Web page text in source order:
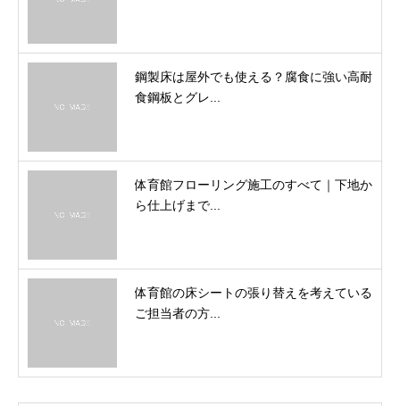
鋼製床は屋外でも使える？腐食に強い高耐
食鋼板とグレ...
体育館フローリング施工のすべて｜下地か
ら仕上げまで...
体育館の床シートの張り替えを考えている
ご担当者の方...